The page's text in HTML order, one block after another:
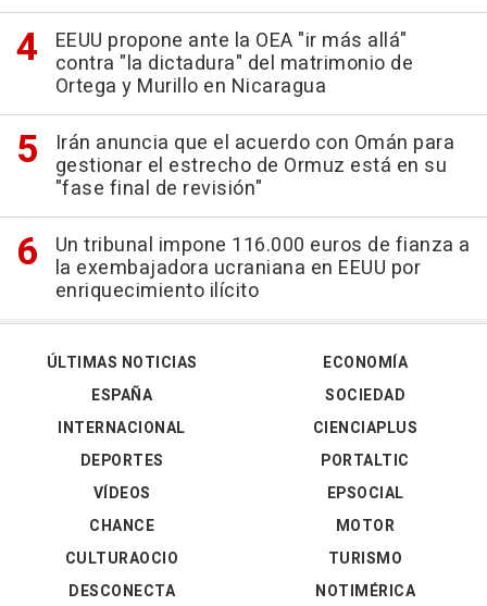
EEUU propone ante la OEA "ir más allá"
contra "la dictadura" del matrimonio de
Ortega y Murillo en Nicaragua
Irán anuncia que el acuerdo con Omán para
gestionar el estrecho de Ormuz está en su
"fase final de revisión"
Un tribunal impone 116.000 euros de fianza a
la exembajadora ucraniana en EEUU por
enriquecimiento ilícito
ÚLTIMAS NOTICIAS
ESPAÑA
INTERNACIONAL
DEPORTES
VÍDEOS
ECONOMÍA
SOCIEDAD
CIENCIAPLUS
PORTALTIC
EPSOCIAL
CHANCE
CULTURAOCIO
DESCONECTA
MOTOR
TURISMO
NOTIMÉRICA